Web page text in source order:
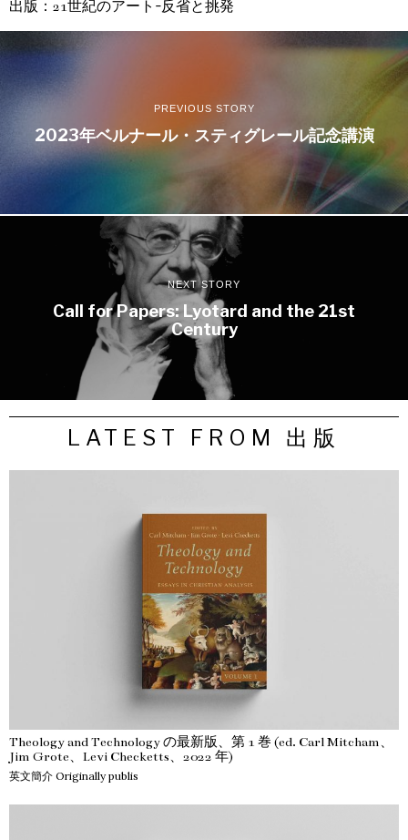
出版：21世紀のアート-反省と挑発
PREVIOUS STORY
2023年ベルナール・スティグレール記念講演
NEXT STORY
Call for Papers: Lyotard and the 21st
Century
LATEST FROM 出版
Theology and Technology の最新版、第 1 巻 (ed. Carl Mitcham、
Jim Grote、Levi Checketts、2022 年)
英文簡介 Originally publis